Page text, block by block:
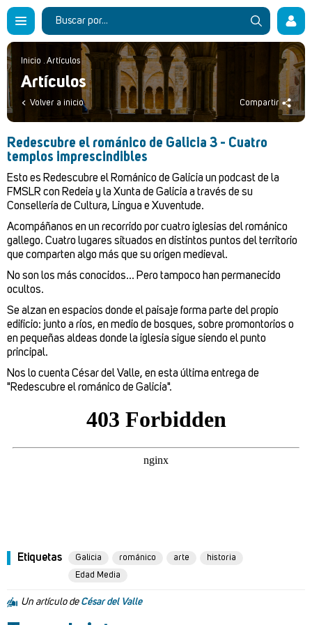
Inicio . Artículos
Artículos
Volver a inicio Compartir
Redescubre el románico de Galicia 3 - Cuatro
templos imprescindibles
Esto es Redescubre el Románico de Galicia un podcast de la
FMSLR con Redeia y la Xunta de Galicia a través de su
Consellería de Cultura, Lingua e Xuventude.
Acompáñanos en un recorrido por cuatro iglesias del románico
gallego. Cuatro lugares situados en distintos puntos del territorio
que comparten algo más que su origen medieval.
No son los más conocidos... Pero tampoco han permanecido
ocultos.
Se alzan en espacios donde el paisaje forma parte del propio
edificio: junto a ríos, en medio de bosques, sobre promontorios o
en pequeñas aldeas donde la iglesia sigue siendo el punto
principal.
Nos lo cuenta César del Valle, en esta última entrega de
"Redescubre el románico de Galicia".
Etiquetas Galicia románico arte
historia
Edad Media
Un artículo de César del Valle